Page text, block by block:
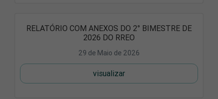
RELATÓRIO COM ANEXOS DO 2° BIMESTRE DE
2026 DO RREO
29 de Maio de 2026
visualizar